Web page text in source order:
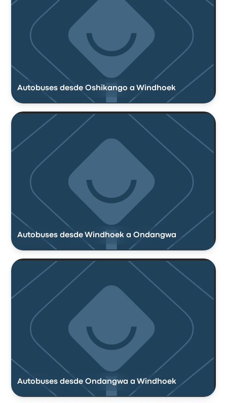
Autobuses desde Oshikango a Windhoek
Autobuses desde Windhoek a Ondangwa
Autobuses desde Ondangwa a Windhoek